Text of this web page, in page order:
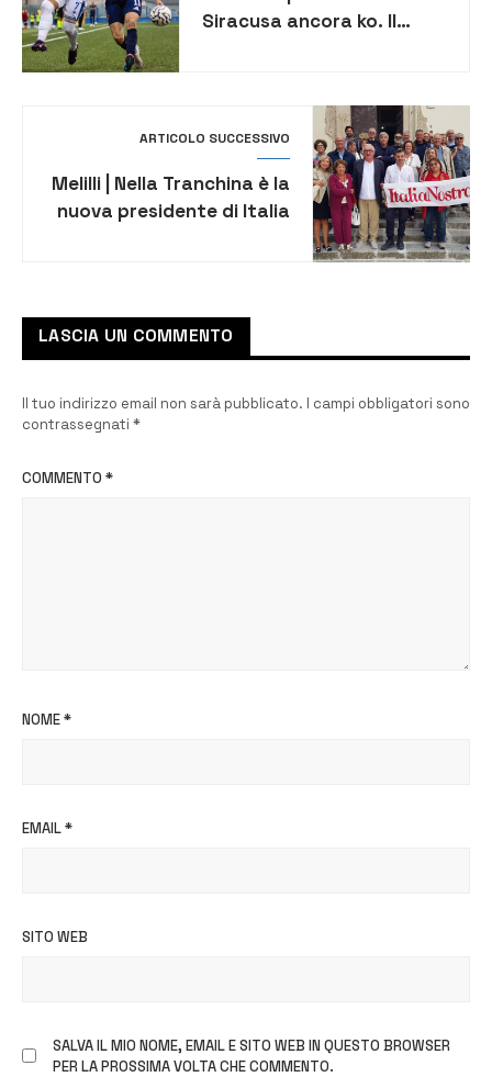
Siracusa ancora ko. Il
ARTICOLO SUCCESSIVO
Melilli | Nella Tranchina è la
nuova presidente di Italia
LASCIA UN COMMENTO
Il tuo indirizzo email non sarà pubblicato. I campi obbligatori sono
contrassegnati *
COMMENTO *
NOME*
EMAIL*
SITO WEB
SALVA IL MIO NOME, EMAIL E SITO WEB IN QUESTO BROWSER
PER LA PROSSIMA VOLTA CHE COMMENTO.